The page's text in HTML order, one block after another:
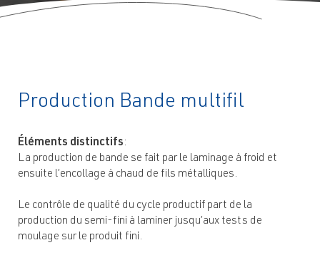
Production Bande multifil
Éléments distinctifs:
La production de bande se fait par le laminage à froid et
ensuite l’encollage à chaud de fils métalliques.
Le contrôle de qualité du cycle productif part de la
production du semi-fini à laminer jusqu’aux tests de
moulage sur le produit fini.